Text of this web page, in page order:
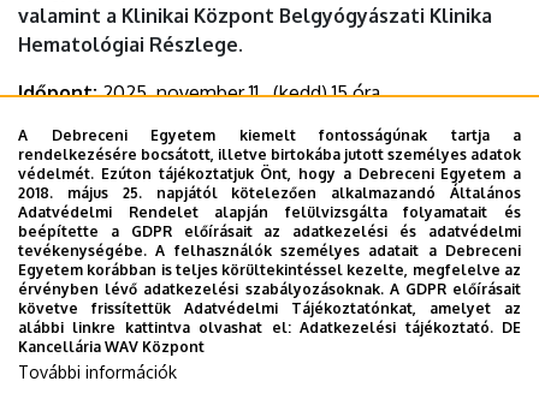
valamint a Klinikai Központ Belgyógyászati Klinika
Hematológiai Részlege.
Időpont:2025. november 11., (kedd) 15 óra
49.)
Dokumentumok
Meghívó (144.2 KB)
Program
(47.76 KB)
Last update: 2025. 10. 16. 09:23
A Debreceni Egyetem kiemelt fontosságúnak tartja a
rendelkezésére bocsátott, illetve birtokába jutott személyes adatok
védelmét. Ezúton tájékoztatjuk Önt, hogy a Debreceni Egyetem a
2018. május 25. napjától kötelezően alkalmazandó Általános
Adatvédelmi Rendelet alapján felülvizsgálta folyamatait és
beépítette a GDPR előírásait az adatkezelési és adatvédelmi
tevékenységébe. A felhasználók személyes adatait a Debreceni
Egyetem korábban is teljes körültekintéssel kezelte, megfelelve az
érvényben lévő adatkezelési szabályozásoknak. A GDPR előírásait
követve frissítettük Adatvédelmi Tájékoztatónkat, amelyet az
alábbi linkre kattintva olvashat el:Adatkezelési tájékoztató. DE
Kancellária WAV Központ
További információk